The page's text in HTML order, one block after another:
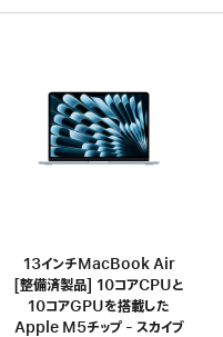
13インチMacBook Air
[整備済製品] 10コアCPUと
10コアGPUを搭載した
Apple M5チップ - スカイブ